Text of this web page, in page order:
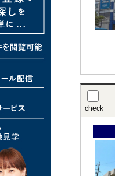
check